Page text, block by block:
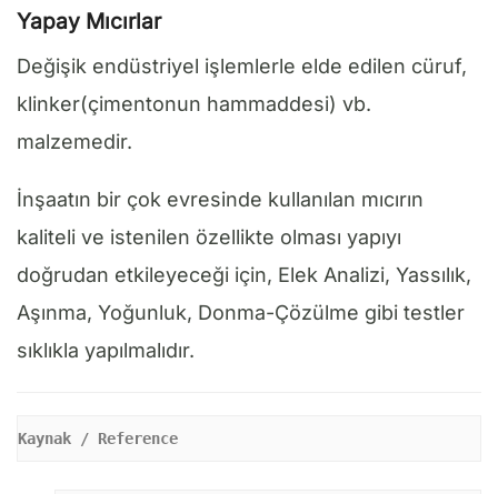
Yapay Mıcırlar
Değişik endüstriyel işlemlerle elde edilen cüruf,
klinker(çimentonun hammaddesi) vb.
malzemedir.
İnşaatın bir çok evresinde kullanılan mıcırın
kaliteli ve istenilen özellikte olması yapıyı
doğrudan etkileyeceği için, Elek Analizi, Yassılık,
Aşınma, Yoğunluk, Donma-Çözülme gibi testler
sıklıkla yapılmalıdır.
Kaynak / Reference